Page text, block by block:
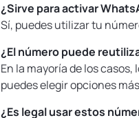
¿Sirve para activar
Sí, puedes utilizar tu
¿El número puede
En la mayoría de los
puedes elegir opciones
¿Es legal usar estos